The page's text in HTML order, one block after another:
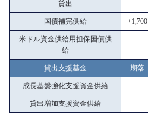
貸出
国債補完供給 +1,700
米ドル資金供給用担保国債供
給
貸出支援基金 期落
成長基盤強化支援資金供給
貸出増加支援資金供給